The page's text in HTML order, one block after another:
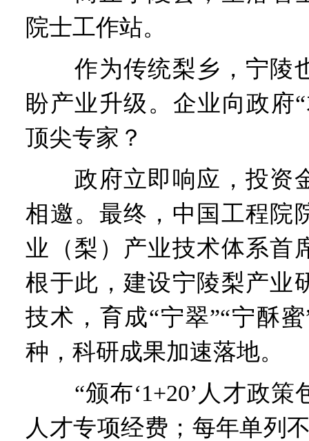
院士工作站。
作为传统梨乡，宁陵
盼产业升级。企业向政府
顶尖专家？
政府立即响应，投资
相邀。最终，中国工程院
业（梨）产业技术体系首
根于此，建设宁陵梨产业
技术，育成“宁翠”“宁酥
种，科研成果加速落地。
“颁布‘1+20’人才政策
人才专项经费；每年单列